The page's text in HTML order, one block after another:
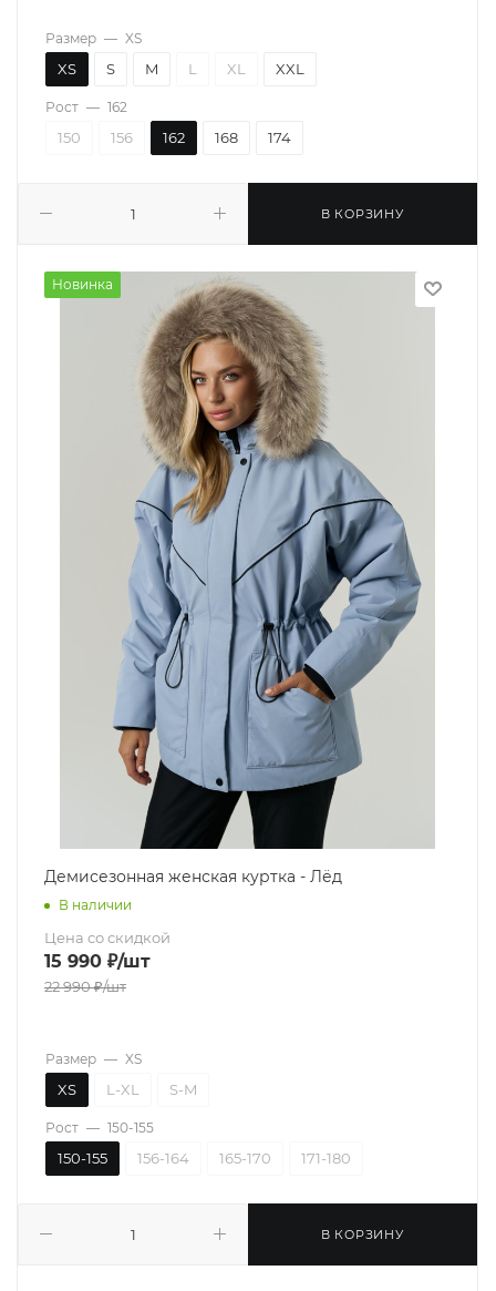
В КОРЗИНУ
Размер — XS
XS S M L XL XXL
Рост — 162
150 156 162 168 174
Новинка
Демисезонная женская куртка - Лёд
В наличии
Цена со скидкой
15 990 ₽/шт
22 990₽/шт
В КОРЗИНУ
Размер — XS
XS L-XL S-M
Рост — 150-155
150-155 156-164 165-170 171-180